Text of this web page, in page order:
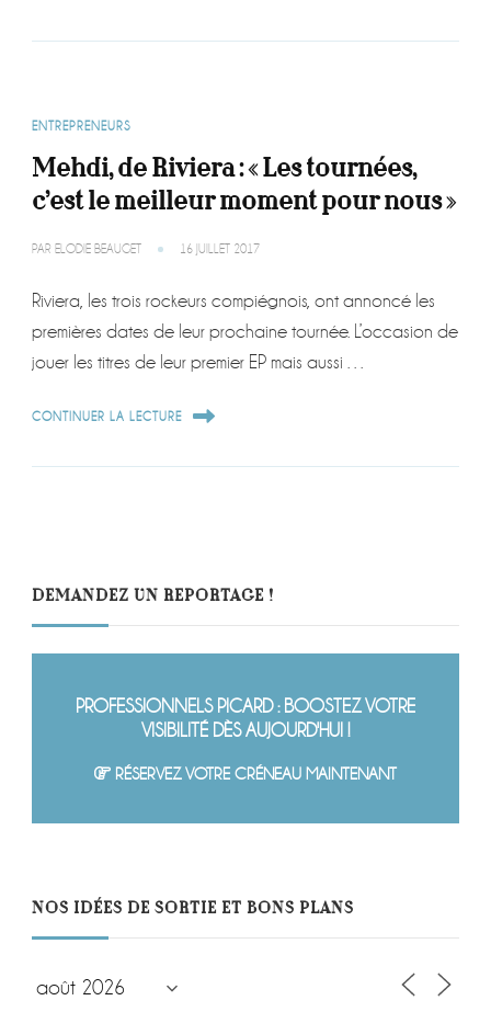
ENTREPRENEURS
Mehdi, de Riviera : « Les tournées,
c’est le meilleur moment pour nous »
PAR ELODIE BEAUGET 16 JUILLET 2017
Riviera, les trois rockeurs compiégnois, ont annoncé les
premières dates de leur prochaine tournée. L’occasion de
jouer les titres de leur premier EP mais aussi …
CONTINUER LA LECTURE
DEMANDEZ UN REPORTAGE !
PROFESSIONNELS PICARD : BOOSTEZ VOTRE
VISIBILITÉ DÈS AUJOURD'HUI !
RÉSERVEZ VOTRE CRÉNEAU MAINTENANT
NOS IDÉES DE SORTIE ET BONS PLANS